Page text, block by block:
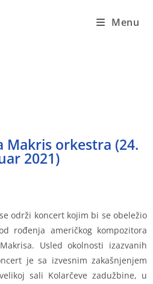
Menu
orkestra (24.
2021)
održi koncert kojim bi se obeležio
rođenja američkog kompozitora
Usled okolnosti izazvanih
je sa izvesnim zakašnjenjem
sali Kolarčeve zadužbine, u